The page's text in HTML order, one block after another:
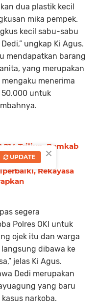
dua plastik kecil
mika pempek.
kecil sabu-sabu
ungkap Ki Agus.
mendapatkan barang
yang merupakan
menerima
50.000 untuk
Triliun, Pemkab
Defisit
Rekayasa
segera
Polres OKI untuk
ojek itu dan warga
dibawa ke
jelas Ki Agus.
Dedi merupakan
yang baru
narkoba.
×
UPDATE